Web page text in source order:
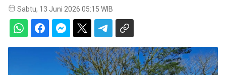
Sabtu, 13 Juni 2026 05:15 WIB